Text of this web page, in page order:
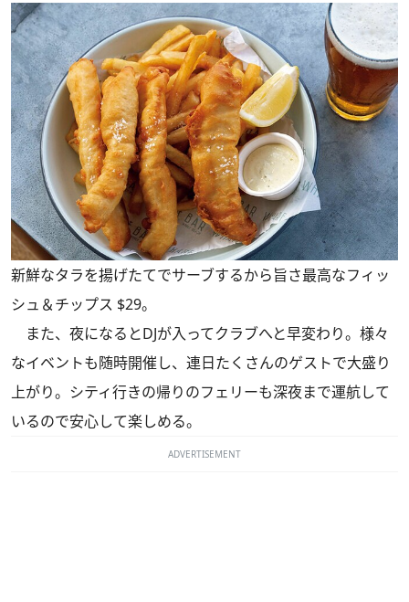
新鮮なタラを揚げたてでサーブするから旨さ最高なフィッ
シュ＆チップス $29。
また、夜になるとDJが入ってクラブへと早変わり。様々
なイベントも随時開催し、連日たくさんのゲストで大盛り
上がり。シティ行きの帰りのフェリーも深夜まで運航して
いるので安心して楽しめる。
ADVERTISEMENT